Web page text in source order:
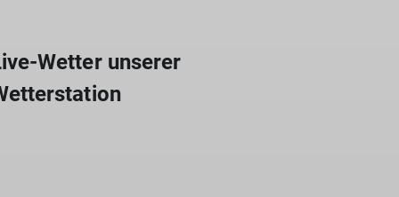
Wetter unserer